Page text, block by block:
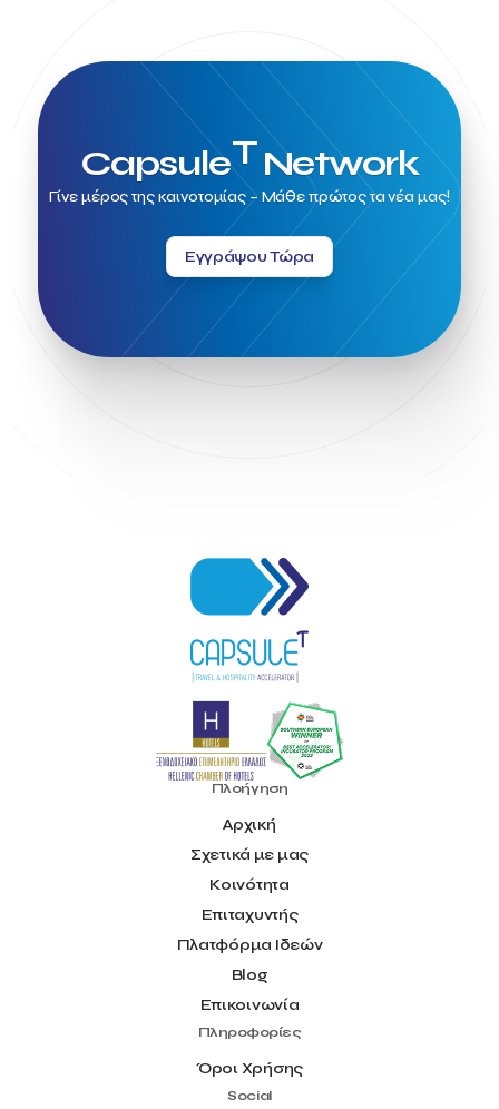
CapsuleTNetwork
Γίνε μέρος της καινοτομίας – Μάθε πρώτος τα νέα μας!
Εγγράψου Τώρα
Πλοήγηση
Αρχική
Σχετικά με μας
Κοινότητα
Επιταχυντής
Πλατφόρμα Ιδεών
Blog
Επικοινωνία
Πληροφορίες
Όροι Χρήσης
Social